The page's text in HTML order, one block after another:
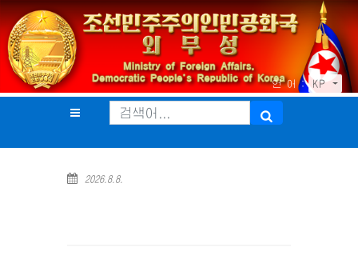
언 어 : KP
2026.8.8.